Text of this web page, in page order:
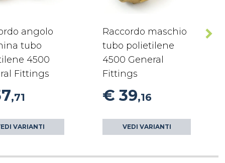
angolo
tubo
4500
Fittings
,71
VARIANTI
Raccordo maschio
tubo polietilene
4500 General
Fittings
€ 39,16
VEDI VARIANTI